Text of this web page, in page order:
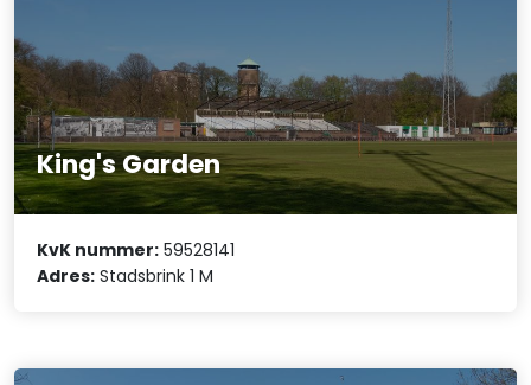
King's Garden
KvK nummer: 59528141
Adres: Stadsbrink 1 M